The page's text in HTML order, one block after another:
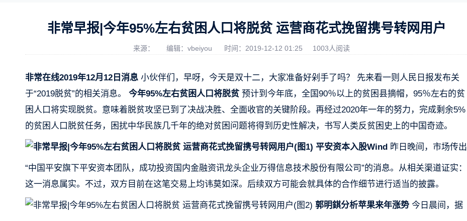
非常早报|今年95%左右贫困人口将脱贫 运营商花式挽留携号转网用户
来源： 编辑：vbeiyou 时间：2019-12-12 01:25 1003人阅读
非常在线2019年12月12日消息 小伙伴们，早呀，今天是双十二，大家准备好剁手了吗？ 先来看一则人民日报发布关
于“2019脱贫”的相关消息。 今年95%左右贫困人口将脱贫预计到今年底，全国90％以上的贫困县摘帽，95％左右的贫
困人口将实现脱贫。意味着脱贫攻坚已到了决战决胜、全面收官的关键阶段。再经过2020年一年的努力，完成剩余5%
的贫困人口脱贫任务，困扰中华民族几千年的绝对贫困问题将得到历史性解决，书写人类反贫困史上的中国奇迹。
平安资本入股Wind 昨日晚间，市场传出
“中国平安旗下平安资本团队，成功投资国内金融资讯龙头企业万得信息技术股份有限公司”的消息。从相关渠道证实：
这一消息属实。不过，双方目前在这笔交易上均讳莫如深。后续双方可能会就具体的合作细节进行适当的披露。
郭明錤分析苹果来年涨势 今日晨间，据